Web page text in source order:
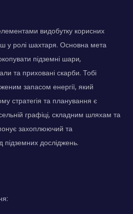
видобутку корисних
у ролі шахтаря. Основна мета
підземні шари,
та приховані скарби. Тобі
запасом енергії, який
стратегія та планування є
графіці, складним шляхам та
захоплюючий та
підземних досліджень.